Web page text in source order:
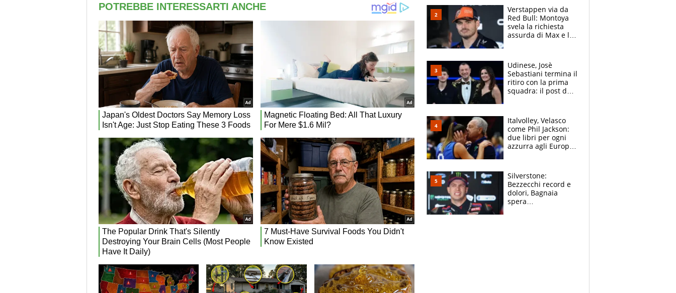
azzurri
Verstappen via da
Red Bull: Montoya
svela la richiesta
assurda di Max e lo
McLaren siano
meglio?”
Udinese, Josè
Sebastiani termina il
ritiro con la prima
squadra: il post del
sfondo
Italvolley, Velasco
come Phil Jackson:
due libri per ogni
azzurra agli Europei.
Silverstone:
Bezzecchi record e
dolori, Bagnaia
spera